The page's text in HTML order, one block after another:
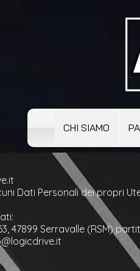
CHI SIAMO
Dati Personali dei propri
47899 Serravalle (RSM)